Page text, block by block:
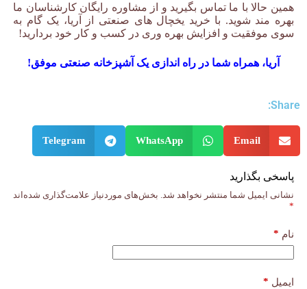
همین حالا با ما تماس بگیرید و از مشاوره رایگان کارشناسان ما
بهره مند شوید. با خرید یخچال های صنعتی از آریا، یک گام به
سوی موفقیت و افزایش بهره وری در کسب و کار خود بردارید!
آریا، همراه شما در راه اندازی یک آشپزخانه صنعتی موفق!
Share:
Email
WhatsApp
Telegram
پاسخی بگذارید
نشانی ایمیل شما منتشر نخواهد شد. بخش‌های موردنیاز علامت‌گذاری شده‌اند
*
نام *
ایمیل *